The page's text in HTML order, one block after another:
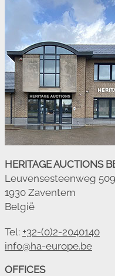
HERITAGE AUCTIONS
Leuvensesteenweg 509
1930 Zaventem
België
Tel: +32-(0)2-2040140
info@ha-europe.be
OFFICES